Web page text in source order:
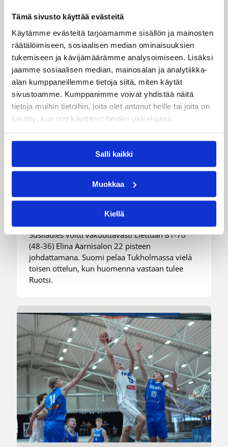
Tämä sivusto käyttää evästeitä
Käytämme evästeitä tarjoamamme sisällön ja mainosten
räätälöimiseen, sosiaalisen median ominaisuuksien
tukemiseen ja kävijämäärämme analysoimiseen. Lisäksi
jaamme sosiaalisen median, mainosalan ja analytiikka-
alan kumppaneillemme tietoja siitä, miten käytät
sivustoamme. Kumppanimme voivat yhdistää näitä
tietoja muihin tietoihin, joita olet antanut heille tai joita on
kerätty, kun olet käyttänyt heidän palvelujaan.
Salli kaikki
Muokkaa
Kiellä
Maaottelu 06.08.2026 21:44
Susiladiesin puolustus rautaa
Tukholmassa –
harvinaislaatuinen voitto
Susiladies nappasi harvinaislaatuisen voiton
Susiladies voitti vakuuttavasti Liettuan 81-70
(48-36) Elina Aarnisalon 22 pisteen
johdattamana. Suomi pelaa Tukholmassa vielä
toisen ottelun, kun huomenna vastaan tulee
Ruotsi.